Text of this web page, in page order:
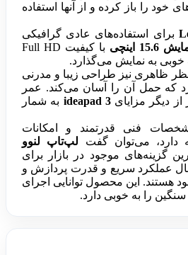
خود را باز کرده و از آنها استفاده
برای استفاده‌های عادی گرافیکی
اینچی
با کیفیت Full HD
خوبی به نمایش می‌گذارد.
نظر ظاهری نیز طراحی زیبا و مدرنی
که حمل آن را آسان می‌کند. عمر
از دیگر مزایایideapad 3 به شمار
فنی قدرتمند و امکانات
دارد، می‌توان گفت لپ‌تاپ لنوو
گزینه‌های موجود در بازار برای
عملکرد سریع و قدرت پردازش و
هستند. این محصول توانایی اجرای
سنگین را به خوبی دارد.